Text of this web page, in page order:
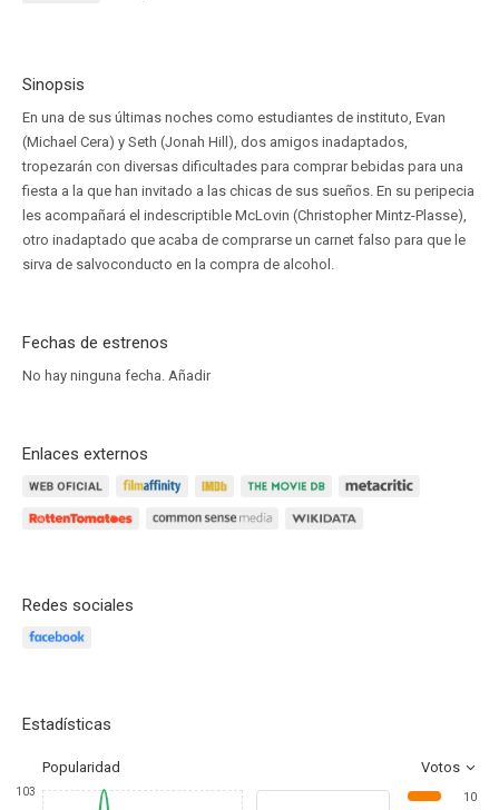
Sinopsis
En una de sus últimas noches como estudiantes de instituto, Evan
(Michael Cera) y Seth (Jonah Hill), dos amigos inadaptados,
tropezarán con diversas dificultades para comprar bebidas para una
fiesta a la que han invitado a las chicas de sus sueños. En su peripecia
les acompañará el indescriptible McLovin (Christopher Mintz-Plasse),
otro inadaptado que acaba de comprarse un carnet falso para que le
sirva de salvoconducto en la compra de alcohol.
Fechas de estrenos
No hay ninguna fecha. Añadir
Enlaces externos
Redes sociales
Estadísticas
Popularidad Votos
103
10